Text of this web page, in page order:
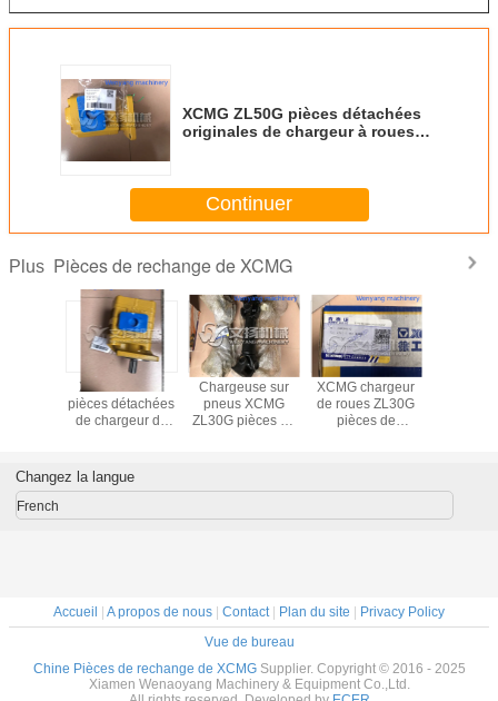
XCMG ZL50G pièces détachées
originales de chargeur à roues
Continuer
Plus Pièces de rechange de XCMG
XCMG ZL50G
pièces détachées
de chargeur de
pompe de
direction
Chargeuse sur
pneus XCMG
ZL30G pièces de
XCMG chargeur
de roues ZL30G
pièces de
Changez la langue
French
Accueil | A propos de nous | Contact | Plan du site | Privacy Policy
Vue de bureau
Chine Pièces de rechange de XCMGSupplier. Copyright © 2016 - 2025
Xiamen Wenaoyang Machinery & Equipment Co.,Ltd.